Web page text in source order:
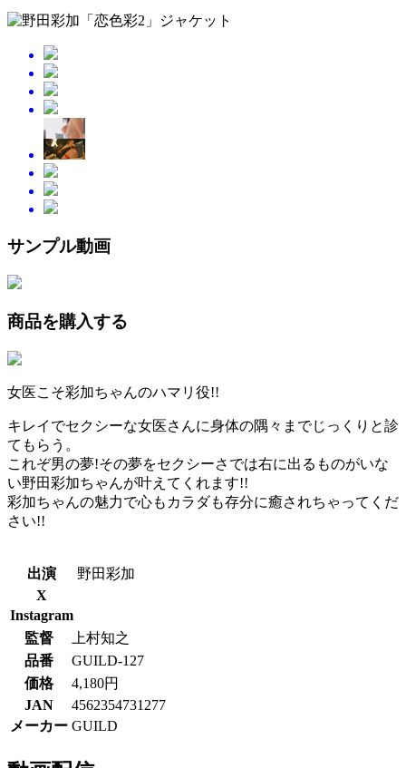
サンプル動画
商品を購入する
女医こそ彩加ちゃんのハマリ役!!
キレイでセクシーな女医さんに身体の隅々までじっくりと診
てもらう。
これぞ男の夢!その夢をセクシーさでは右に出るものがいな
い野田彩加ちゃんが叶えてくれます!!
彩加ちゃんの魅力で心もカラダも存分に癒されちゃってくだ
さい!!
出演
野田彩加
X
Instagram
監督
上村知之
品番
GUILD-127
価格
4,180円
JAN
4562354731277
メーカー GUILD